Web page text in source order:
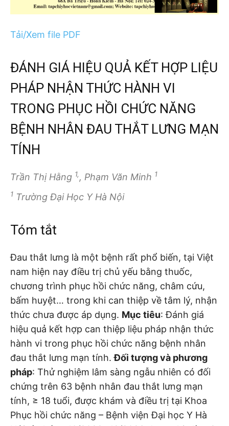
Tải/Xem file PDF
ĐÁNH GIÁ HIỆU QUẢ KẾT HỢP LIỆU
PHÁP NHẬN THỨC HÀNH VI
TRONG PHỤC HỒI CHỨC NĂNG
BỆNH NHÂN ĐAU THẮT LƯNG MẠN
TÍNH
Trần Thị Hằng 1,, Phạm Văn Minh 1
1 Trường Đại Học Y Hà Nội
Tóm tắt
Đau thắt lưng là một bệnh rất phổ biến, tại Việt
nam hiện nay điều trị chủ yếu bằng thuốc,
chương trình phục hồi chức năng, châm cứu,
bấm huyệt… trong khi can thiệp về tâm lý, nhận
thức chưa được áp dụng. Mục tiêu: Đánh giá
hiệu quả kết hợp can thiệp liệu pháp nhận thức
hành vi trong phục hồi chức năng bệnh nhân
đau thắt lưng mạn tính.Đối tượng và phương
pháp: Thử nghiệm lâm sàng ngẫu nhiên có đối
chứng trên 63 bệnh nhân đau thắt lưng mạn
tính, ≥ 18 tuổi, được khám và điều trị tại Khoa
Phục hồi chức năng – Bệnh viện Đại học Y Hà